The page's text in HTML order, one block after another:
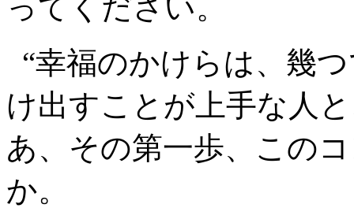
ってください。
“幸福のかけらは、幾
け出すことが上手な人
あ、その第一歩、この
か。